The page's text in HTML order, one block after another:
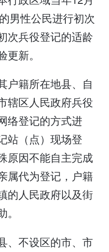
男性公民进行初次
次兵役登记的适龄
新。
户籍所在地县、自
辖区人民政府兵役
络登记的方式进
站（点）现场登
原因不能自主完成
属代为登记，户籍
的人民政府以及街
、不设区的市、市